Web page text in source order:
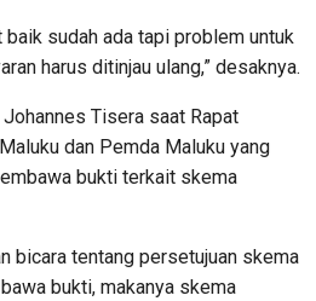
baik sudah ada tapi problem untuk
harus ditinjau ulang,” desaknya.
Tisera saat Rapat
dan Pemda Maluku yang
bukti terkait skema
bicara tentang persetujuan skema
bukti, makanya skema